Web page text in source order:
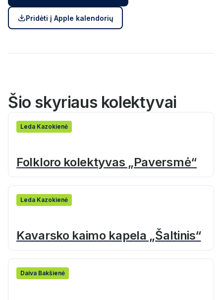
Pridėti į Apple kalendorių
Šio skyriaus kolektyvai
Leda Kazokienė
Folkloro kolektyvas „Paversmė“
Leda Kazokienė
Kavarsko kaimo kapela „Šaltinis“
Daiva Bakšienė